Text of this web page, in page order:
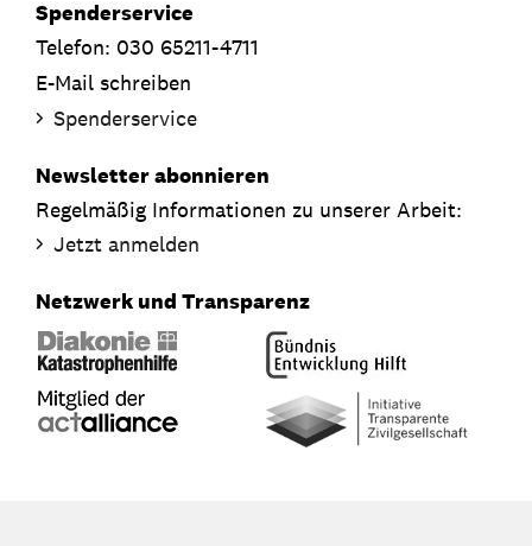
Spenderservice
Telefon: 030 65211-4711
E-Mail schreiben
Spenderservice
Newsletter abonnieren
Regelmäßig Informationen zu unserer Arbeit:
Jetzt anmelden
Netzwerk und Transparenz